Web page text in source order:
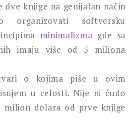
dve knjige na genijalan način
organizovati softversku
minimalizma gde sa
imaju više od 5 miliona
o kojima piše u ovim
u celosti. Nije ni čudo
milion dolara od prve knjige